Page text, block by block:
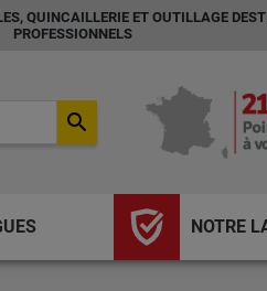
QUINCAILLERIE ET OUTILLAGE
PROFESSIONNELS
search
NOTRE